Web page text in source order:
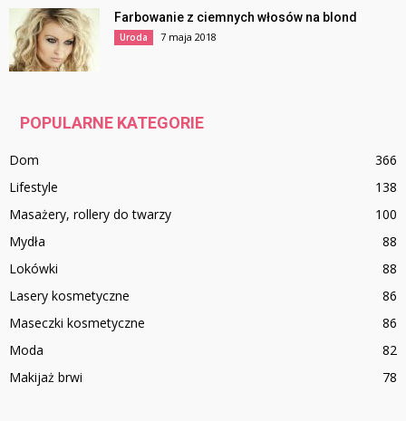
Farbowanie z ciemnych włosów na blond
Uroda 7 maja 2018
POPULARNE KATEGORIE
Dom
366
Lifestyle
138
Masażery, rollery do twarzy
100
Mydła
88
Lokówki
88
Lasery kosmetyczne
86
Maseczki kosmetyczne
86
Moda
82
Makijaż brwi
78